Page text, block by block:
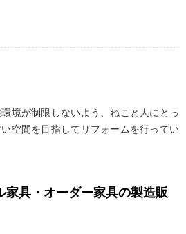
境が制限しないよう、ねこと人にとっ
空間を目指してリフォームを行ってい
家具・オーダー家具の製造販